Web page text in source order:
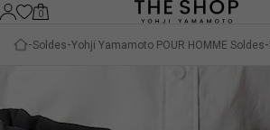
0
Soldes Yohji Yamamoto POUR HOMME Soldes